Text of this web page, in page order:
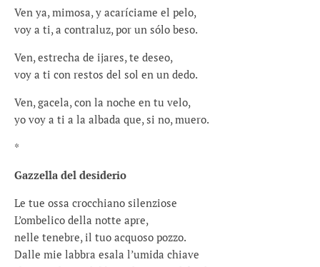
Ven ya, mimosa, y acaríciame el pelo,
voy a ti, a contraluz, por un sólo beso.
Ven, estrecha de ijares, te deseo,
voy a ti con restos del sol en un dedo.
Ven, gacela, con la noche en tu velo,
yo voy a ti a la albada que, si no, muero.
*
Gazzella del desiderio
Le tue ossa crocchiano silenziose
L’ombelico della notte apre,
nelle tenebre, il tuo acquoso pozzo.
Dalle mie labbra esala l’umida chiave